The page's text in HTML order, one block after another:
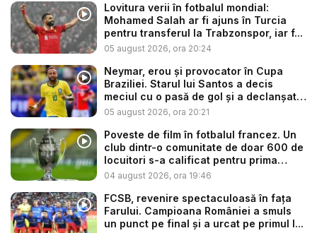
Lovitura verii în fotbalul mondial:
Mohamed Salah ar fi ajuns în Turcia
pentru transferul la Trabzonspor, iar f...
05 august 2026, ora 20:24
Neymar, erou și provocator în Cupa
Braziliei. Starul lui Santos a decis
meciul cu o pasă de gol și a declanșat
...
05 august 2026, ora 20:21
Poveste de film în fotbalul francez. Un
club dintr-o comunitate de doar 600 de
locuitori s-a calificat pentru prima
dată...
04 august 2026, ora 19:46
FCSB, revenire spectaculoasă în fața
Farului. Campioana României a smuls
un punct pe final și a urcat pe primul l...